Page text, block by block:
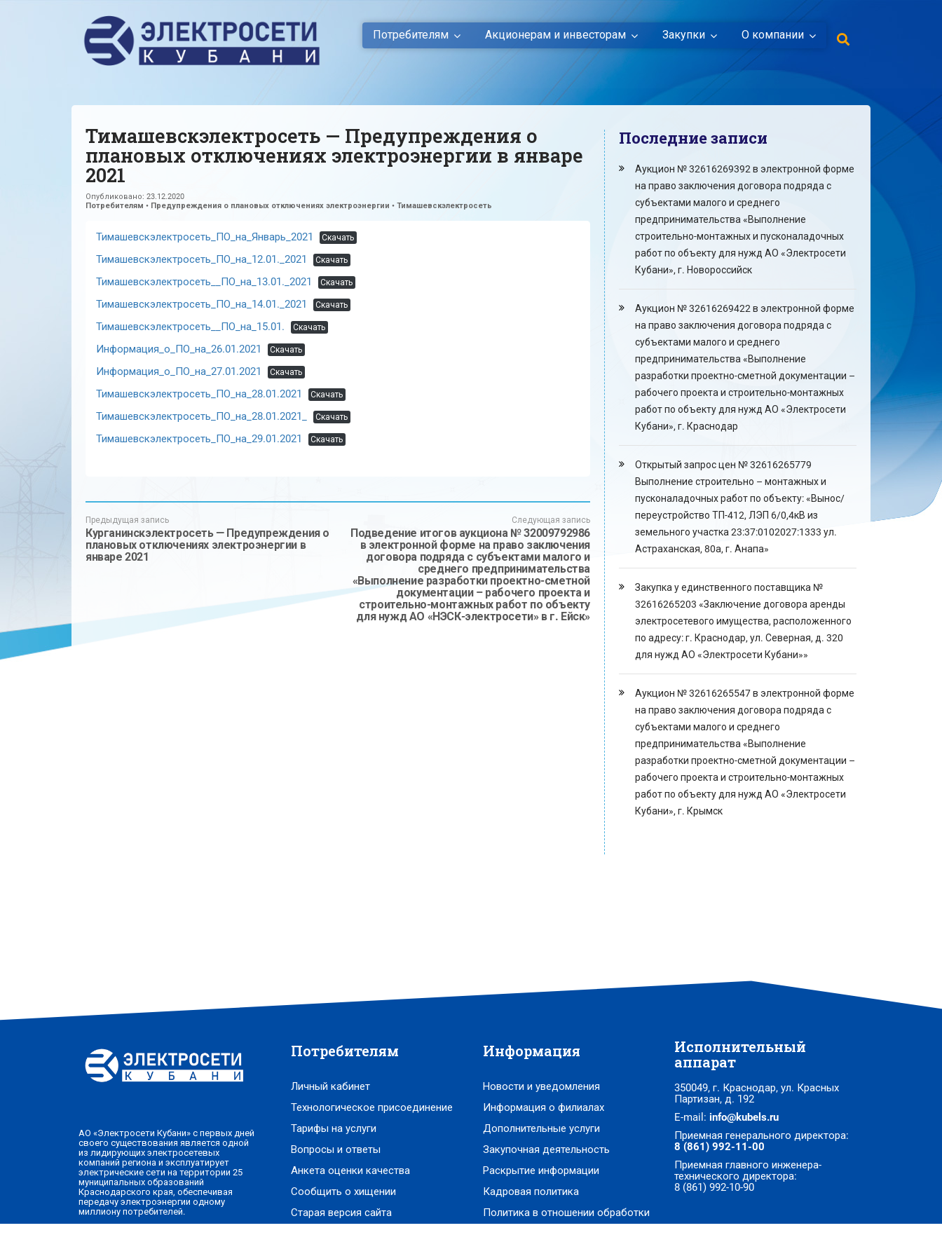
Потребителям Акционерам и инвесторам Закупки О компании
Тимашевскэлектросеть — Предупреждения о
плановых отключениях электроэнергии в январе
2021
Опубликовано: 23.12.2020
Потребителям • Предупреждения о плановых отключениях электроэнергии • Тимашевскэлектросеть
Тимашевскэлектросеть_ПО_на_Январь_2021 Скачать
Тимашевскэлектросеть_ПО_на_12.01._2021 Скачать
Тимашевскэлектросеть__ПО_на_13.01._2021 Скачать
Тимашевскэлектросеть_ПО_на_14.01._2021 Скачать
Тимашевскэлектросеть__ПО_на_15.01. Скачать
Информация_о_ПО_на_26.01.2021 Скачать
Информация_о_ПО_на_27.01.2021 Скачать
Тимашевскэлектросеть_ПО_на_28.01.2021 Скачать
Тимашевскэлектросеть_ПО_на_28.01.2021_ Скачать
Тимашевскэлектросеть_ПО_на_29.01.2021 Скачать
Предыдущая запись
Курганинскэлектросеть — Предупреждения о
плановых отключениях электроэнергии в
январе 2021
Следующая запись
Подведение итогов аукциона № 32009792986
в электронной форме на право заключения
договора подряда с субъектами малого и
среднего предпринимательства
«Выполнение разработки проектно-сметной
документации – рабочего проекта и
строительно-монтажных работ по объекту
для нужд АО «НЭСК-электросети» в г. Ейск»
Последние записи
Аукцион № 32616269392 в электронной форме
на право заключения договора подряда с
субъектами малого и среднего
предпринимательства «Выполнение
строительно-монтажных и пусконаладочных
работ по объекту для нужд АО «Электросети
Кубани», г. Новороссийск
Аукцион № 32616269422 в электронной форме
на право заключения договора подряда с
субъектами малого и среднего
предпринимательства «Выполнение
разработки проектно-сметной документации –
рабочего проекта и строительно-монтажных
работ по объекту для нужд АО «Электросети
Кубани», г. Краснодар
Открытый запрос цен № 32616265779
Выполнение строительно – монтажных и
пусконаладочных работ по объекту: «Вынос/
переустройство ТП-412, ЛЭП 6/0,4кВ из
земельного участка 23:37:0102027:1333 ул.
Астраханская, 80а, г. Анапа»
Закупка у единственного поставщика №
32616265203 «Заключение договора аренды
электросетевого имущества, расположенного
по адресу: г. Краснодар, ул. Северная, д. 320
для нужд АО «Электросети Кубани»»
Аукцион № 32616265547 в электронной форме
на право заключения договора подряда с
субъектами малого и среднего
предпринимательства «Выполнение
разработки проектно-сметной документации –
рабочего проекта и строительно-монтажных
работ по объекту для нужд АО «Электросети
Кубани», г. Крымск
АО «Электросети Кубани» с первых дней
своего существования является одной
из лидирующих электросетевых
компаний региона и эксплуатирует
электрические сети на территории 25
муниципальных образований
Краснодарского края, обеспечивая
передачу электроэнергии одному
миллиону потребителей.
Потребителям
Личный кабинет
Технологическое присоединение
Тарифы на услуги
Вопросы и ответы
Анкета оценки качества
Сообщить о хищении
Старая версия сайта
Информация
Новости и уведомления
Информация о филиалах
Дополнительные услуги
Закупочная деятельность
Раскрытие информации
Кадровая политика
Политика в отношении обработки
Исполнительный
аппарат
350049, г. Краснодар, ул. Красных
Партизан, д. 192
E-mail:info@kubels.ru
Приемная генерального директора:
8 (861) 992-11-00
Приемная главного инженера-
технического директора:
8 (861) 992-10-90